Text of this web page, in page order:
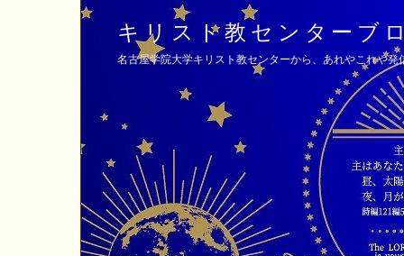
キリスト教センターブ
名古屋学院大学キリスト教センターから、あれやこれや発